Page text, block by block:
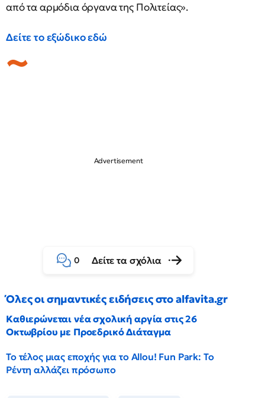
από τα αρμόδια όργανα της Πολιτείας».
Δείτε το εξώδικο εδώ
0 Δείτε τα σχόλια
Όλες οι σημαντικές ειδήσεις στο alfavita.gr
Καθιερώνεται νέα σχολική αργία στις 26
Οκτωβρίου με Προεδρικό Διάταγμα
Το τέλος μιας εποχής για το Allou! Fun Park: Το
Ρέντη αλλάζει πρόσωπο